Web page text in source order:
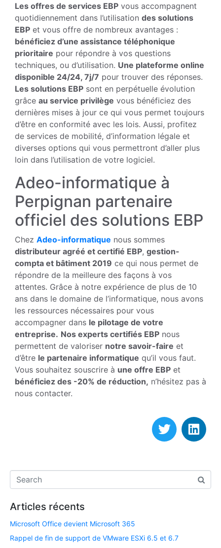
Les offres de services EBP vous accompagnent
quotidiennement dans l’utilisation des solutions
EBP et vous offre de nombreux avantages :
bénéficiez d’une assistance téléphonique
prioritaire pour répondre à vos questions
techniques, ou d’utilisation. Une plateforme online
disponible 24/24, 7j/7 pour trouver des réponses.
Les solutions EBP sont en perpétuelle évolution
grâce au service privilège vous bénéficiez des
dernières mises à jour ce qui vous permet toujours
d’être en conformité avec les lois. Aussi, profitez
de services de mobilité, d’information légale et
diverses options qui vous permettront d’aller plus
loin dans l’utilisation de votre logiciel.
Adeo-informatique à
Perpignan partenaire
officiel des solutions EBP
Chez Adeo-informatique nous sommes
distributeur agréé et certifié EBP, gestion-
compta et bâtiment 2019 ce qui nous permet de
répondre de la meilleure des façons à vos
attentes. Grâce à notre expérience de plus de 10
ans dans le domaine de l’informatique, nous avons
les ressources nécessaires pour vous
accompagner dans le pilotage de votre
entreprise. Nos experts certifiés EBP nous
permettent de valoriser notre savoir-faire et
d’être le partenaire informatique qu’il vous faut.
Vous souhaitez souscrire à une offre EBP et
bénéficiez des -20% de réduction, n’hésitez pas à
nous contacter.
Articles récents
Microsoft Office devient Microsoft 365
Rappel de fin de support de VMware ESXi 6.5 et 6.7​